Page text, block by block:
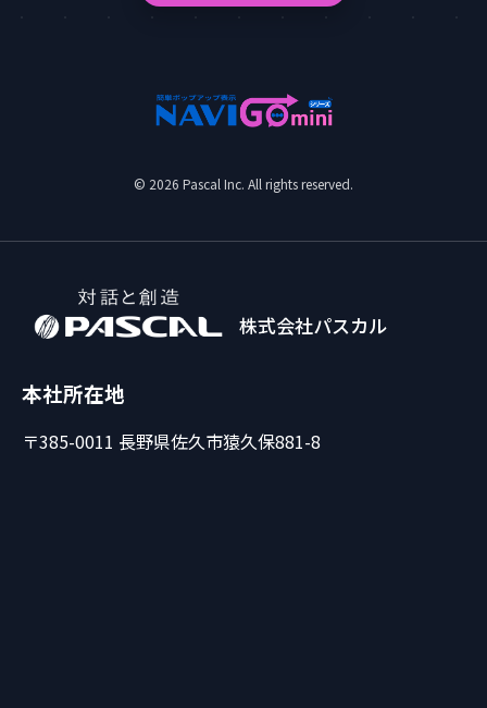
© 2026 Pascal Inc. All rights reserved.
株式会社パスカル
本社所在地
〒385-0011 長野県佐久市猿久保881-8